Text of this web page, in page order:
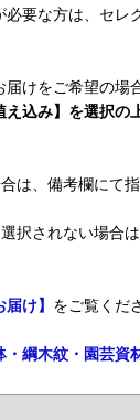
必要な方は、セレ
届けをご希望の場
え込み】を選択の
は、備考欄にて
択されない場合
け】 をご覧くだ
・綱木紋・園芸資